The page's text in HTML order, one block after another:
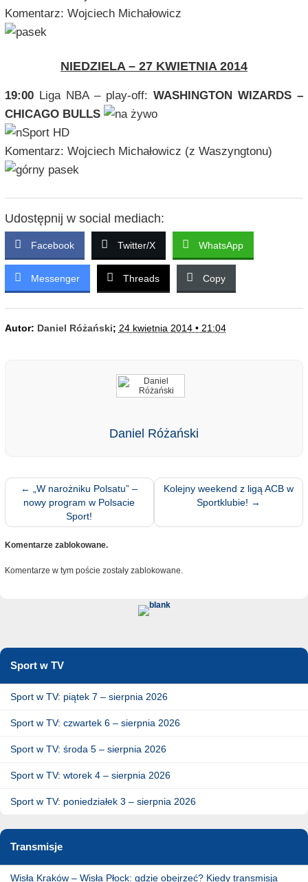
Komentarz: Wojciech Michałowicz
NIEDZIELA – 27 KWIETNIA 2014
19:00Liga NBA – play-off:WASHINGTON WIZARDS –
CHICAGO BULLS
Komentarz: Wojciech Michałowicz (z Waszyngtonu)
Udostępnij w social mediach:
Facebook Twitter/X WhatsApp
Messenger Threads Copy
Autor: Daniel Różański; 24 kwietnia 2014 • 21:04
Daniel Różański
←
„W narożniku Polsatu” –
nowy program w Polsacie
Sport!
Kolejny weekend z ligą ACB w
Sportklubie! →
Komentarze zablokowane.
Komentarze w tym poście zostały zablokowane.
Sport w TV
Sport w TV: piątek 7 – sierpnia 2026
Sport w TV: czwartek 6 – sierpnia 2026
Sport w TV: środa 5 – sierpnia 2026
Sport w TV: wtorek 4 – sierpnia 2026
Sport w TV: poniedziałek 3 – sierpnia 2026
Transmisje
Wisła Kraków – Wisła Płock: gdzie obejrzeć? Kiedy transmisja